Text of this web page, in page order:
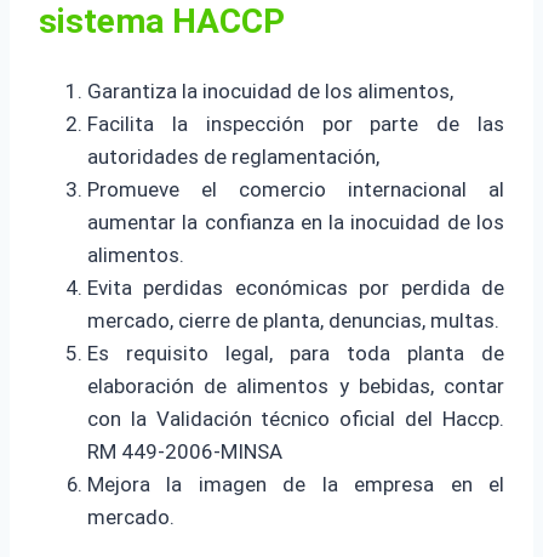
sistema HACCP
Garantiza la inocuidad de los alimentos,
Facilita la inspección por parte de las
autoridades de reglamentación,
Promueve el comercio internacional al
aumentar la confianza en la inocuidad de los
alimentos.
Evita perdidas económicas por perdida de
mercado, cierre de planta, denuncias, multas.
Es requisito legal, para toda planta de
elaboración de alimentos y bebidas, contar
con la Validación técnico oficial del Haccp.
RM 449-2006-MINSA
Mejora la imagen de la empresa en el
mercado.